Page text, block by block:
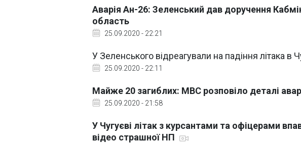
Аварія Ан-26: Зеленський дав доручення
область
25.09.2020 - 22:21
У Зеленського відреагували на падіння літака в
25.09.2020 - 22:11
Майже 20 загиблих: МВС розповіло деталі
25.09.2020 - 21:58
У Чугуєві літак з курсантами та офіцерами
відео страшної НП